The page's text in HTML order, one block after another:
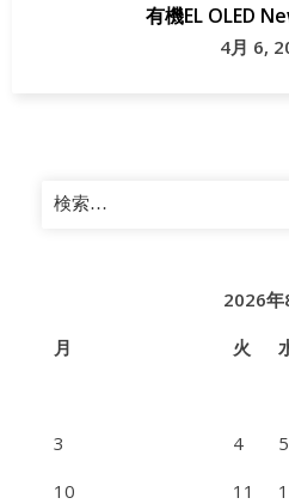
有機EL OLED
4月 6,
検
索:
2026年
月
火
3
4 5
10
11